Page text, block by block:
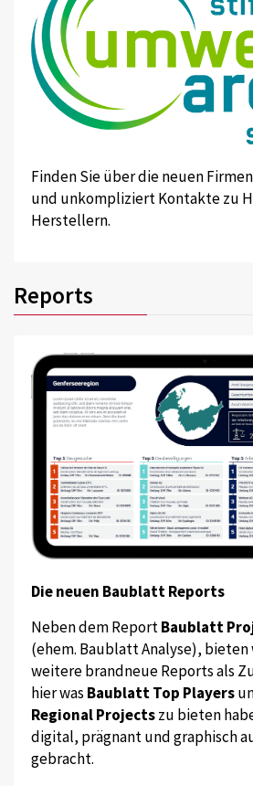
Finden Sie über die neuen
und unkompliziert Kontakte zu
Herstellern.
Reports
Die neuen Baublatt Reports
Neben dem ReportBaublatt
(ehem. Baublatt Analyse),
weitere brandneue Reports als
hier was Baublatt Top Players
Regional Projectszu bieten
digital, prägnant und graphisch
gebracht.